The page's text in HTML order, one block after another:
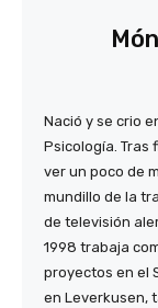
Nació y se crio
Psicología. Tras
ver un poco de
mundillo de la
de televisión
1998 trabaja
proyectos en el
en Leverkusen,